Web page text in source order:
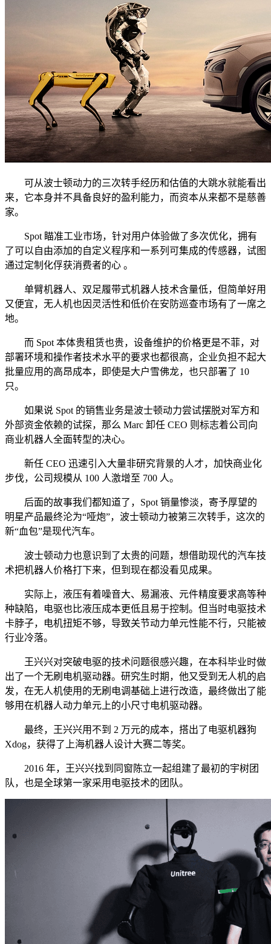
可从波士顿动力的三次转手经历和估值的大跳水就能看出
来，它本身并不具备良好的盈利能力，而资本从来都不是慈善
家。
Spot 瞄准工业市场，针对用户体验做了多次优化，拥有
了可以自由添加的自定义程序和一系列可集成的传感器，试图
通过定制化俘获消费者的心 。
单臂机器人、双足履带式机器人技术含量低，但简单好用
又便宜，无人机也因灵活性和低价在安防巡查市场有了一席之
地。
而 Spot 本体贵租赁也贵，设备维护的价格更是不菲，对
部署环境和操作者技术水平的要求也都很高，企业负担不起大
批量应用的高昂成本，即使是大户雪佛龙，也只部署了 10
只。
如果说 Spot 的销售业务是波士顿动力尝试摆脱对军方和
外部资金依赖的试探，那么 Marc 卸任 CEO 则标志着公司向
商业机器人全面转型的决心。
新任 CEO 迅速引入大量非研究背景的人才，加快商业化
步伐，公司规模从 100 人激增至 700 人。
后面的故事我们都知道了，Spot 销量惨淡，寄予厚望的
明星产品最终沦为“哑炮”，波士顿动力被第三次转手，这次的
新“血包”是现代汽车。
波士顿动力也意识到了太贵的问题，想借助现代的汽车技
术把机器人价格打下来，但到现在都没看见成果。
实际上，液压有着噪音大、易漏液、元件精度要求高等种
种缺陷，电驱也比液压成本更低且易于控制。但当时电驱技术
卡脖子，电机扭矩不够，导致关节动力单元性能不行，只能被
行业冷落。
王兴兴对突破电驱的技术问题很感兴趣，在本科毕业时做
出了一个无刷电机驱动器。研究生时期，他又受到无人机的启
发，在无人机使用的无刷电调基础上进行改造，最终做出了能
够用在机器人动力单元上的小尺寸电机驱动器。
最终，王兴兴用不到 2 万元的成本，搭出了电驱机器狗
Xdog，获得了上海机器人设计大赛二等奖。
2016 年，王兴兴找到同窗陈立一起组建了最初的宇树团
队，也是全球第一家采用电驱技术的团队。